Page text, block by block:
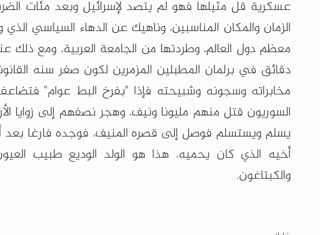
عسكرية قل مثيلها فهو لم يتصد لإسرائيل وبعد مئات
الزمان والمكان المناسبين، وناهيك عن الدهاء السياسي
معظم دول العالم، وطردتها من الجامعة العربية، ومع
دقائق في برلمان المطبلين المزمرين لكون صغر سنه
مخابراته وسجونه وشبيحته فإذا "بفرخ البط عوام"
السوريون قتل منهم مليونا ونيف، وهجر نصفهم إلى زوايا
يسلم ويستسلم فوصل إلى قصره المنيف، فوجده فارغا
أخيه الذي كان يحميه، هذا هو الولد الوديع طبيب
والكبتاغون.